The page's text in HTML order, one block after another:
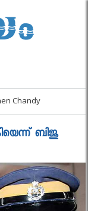
Chandy
ബിജു